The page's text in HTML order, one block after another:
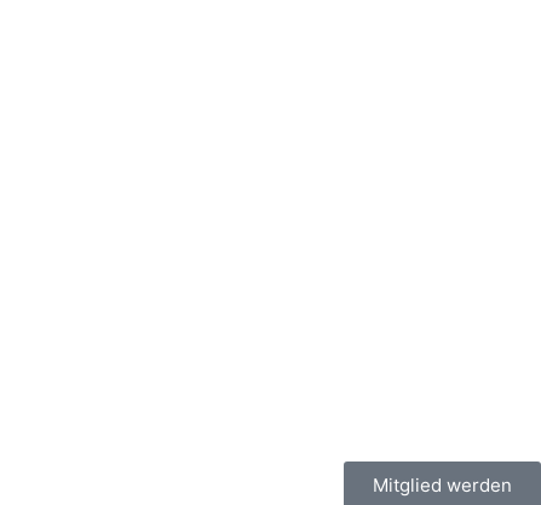
Mitglied werden